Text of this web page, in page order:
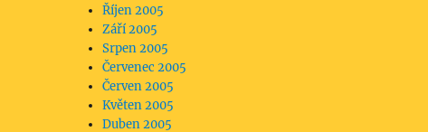
Říjen 2005
Září 2005
Srpen 2005
Červenec 2005
Červen 2005
Květen 2005
Duben 2005